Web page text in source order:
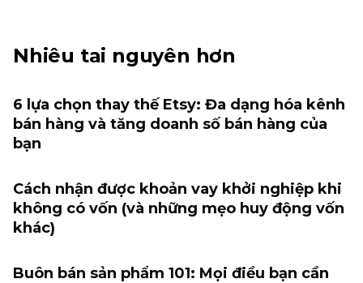
Nhiêu tai nguyên hơn
6 lựa chọn thay thế Etsy: Đa dạng hóa kênh
bán hàng và tăng doanh số bán hàng của
bạn
Cách nhận được khoản vay khởi nghiệp khi
không có vốn (và những mẹo huy động vốn
khác)
Buôn bán sản phẩm 101: Mọi điều bạn cần